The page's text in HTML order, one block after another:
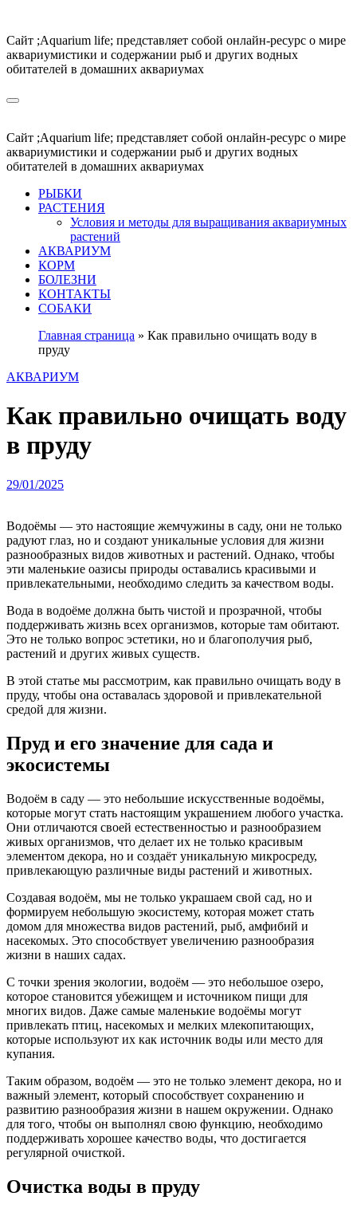
содержимому
Сайт ;Aquarium life; представляет собой онлайн-ресурс о мире
аквариумистики и содержании рыб и других водных
обитателей в домашних аквариумах
Сайт ;Aquarium life; представляет собой онлайн-ресурс о мире
аквариумистики и содержании рыб и других водных
обитателей в домашних аквариумах
РЫБКИ
РАСТЕНИЯ
Условия и методы для выращивания аквариумных
растений
АКВАРИУМ
КОРМ
БОЛЕЗНИ
КОНТАКТЫ
СОБАКИ
Главная страница » Как правильно очищать воду в
пруду
АКВАРИУМ
Как правильно очищать воду
в пруду
29/01/2025
Водоёмы — это настоящие жемчужины в саду, они не только
радуют глаз, но и создают уникальные условия для жизни
разнообразных видов животных и растений. Однако, чтобы
эти маленькие оазисы природы оставались красивыми и
привлекательными, необходимо следить за качеством воды.
Вода в водоёме должна быть чистой и прозрачной, чтобы
поддерживать жизнь всех организмов, которые там обитают.
Это не только вопрос эстетики, но и благополучия рыб,
растений и других живых существ.
В этой статье мы рассмотрим, как правильно очищать воду в
пруду, чтобы она оставалась здоровой и привлекательной
средой для жизни.
Пруд и его значение для сада и
экосистемы
Водоём в саду — это небольшие искусственные водоёмы,
которые могут стать настоящим украшением любого участка.
Они отличаются своей естественностью и разнообразием
живых организмов, что делает их не только красивым
элементом декора, но и создаёт уникальную микросреду,
привлекающую различные виды растений и животных.
Создавая водоём, мы не только украшаем свой сад, но и
формируем небольшую экосистему, которая может стать
домом для множества видов растений, рыб, амфибий и
насекомых. Это способствует увеличению разнообразия
жизни в наших садах.
С точки зрения экологии, водоём — это небольшое озеро,
которое становится убежищем и источником пищи для
многих видов. Даже самые маленькие водоёмы могут
привлекать птиц, насекомых и мелких млекопитающих,
которые используют их как источник воды или место для
купания.
Таким образом, водоём — это не только элемент декора, но и
важный элемент, который способствует сохранению и
развитию разнообразия жизни в нашем окружении. Однако
для того, чтобы он выполнял свою функцию, необходимо
поддерживать хорошее качество воды, что достигается
регулярной очисткой.
Очистка воды в пруду